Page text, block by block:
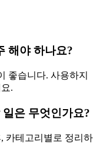
해야 하나요?
좋습니다. 사용하지
.
은 무엇인가요?
카테고리별로 정리하